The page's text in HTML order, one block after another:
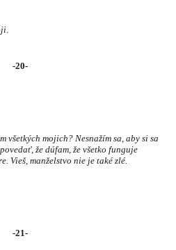
.
-20-
všetkých mojich? Nesnažím sa, aby si sa
že dúfam, že všetko funguje
Vieš, manželstvo nie je také zlé.
-21-